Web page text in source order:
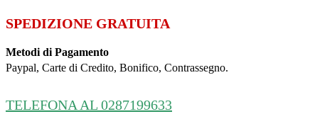
SPEDIZIONE GRATUITA
Metodi di Pagamento
Paypal, Carte di Credito, Bonifico, Contrassegno.
TELEFONA AL 0287199633